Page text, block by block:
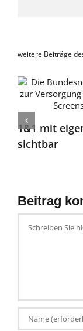
weitere Beiträge
1&1 mit
sichtbar
Beitrag